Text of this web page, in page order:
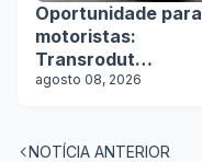
Oportunidade para
motoristas:
Transrodut
Transportes abre
agosto 08, 2026
NOTÍCIA ANTERIOR